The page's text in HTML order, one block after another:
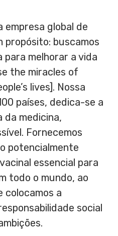
empresa global de
propósito: buscamos
para melhorar a vida
the miracles of
lives]. Nossa
países, dedica-se a
medicina,
Fornecemos
potencialmente
essencial para
todo o mundo, ao
colocamos a
social